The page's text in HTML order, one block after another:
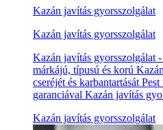
Kazán javítás gyorsszolgálat
Kazán javítás gyorsszolgálat
Kazán javítás gyorsszolgálat
márkájú, típusú és korú
cseréjét és karbantartását
garanciával Kazán javítás
Kazán javítás gyorsszolgálat